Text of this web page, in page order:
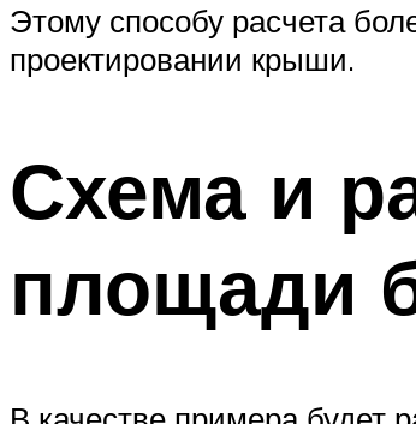
Этому способу расчета
проектировании крыши.
Схема и
площади